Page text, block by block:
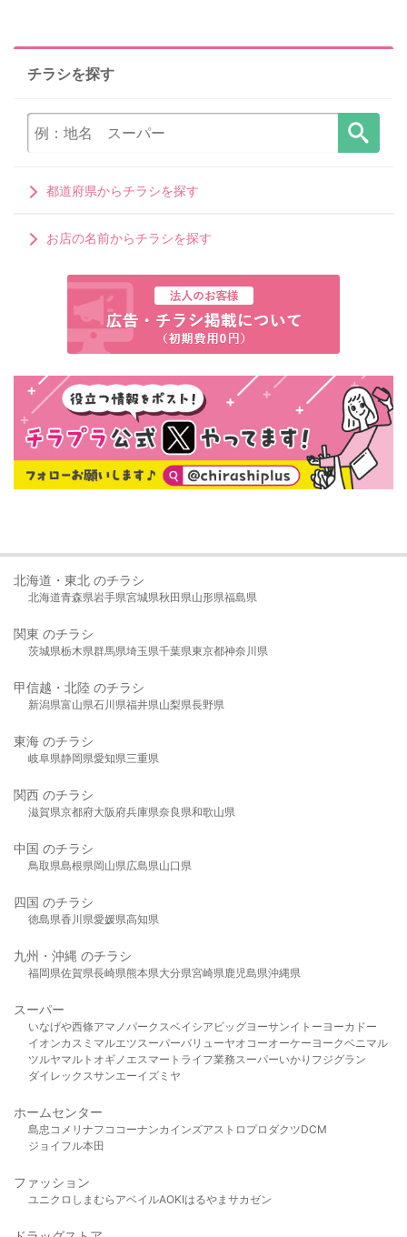
チラシを探す
都道府県からチラシを探す
お店の名前からチラシを探す
北海道・東北 のチラシ
北海道青森県岩手県宮城県秋田県山形県福島県
関東 のチラシ
茨城県栃木県群馬県埼玉県千葉県東京都神奈川県
甲信越・北陸 のチラシ
新潟県富山県石川県福井県山梨県長野県
東海 のチラシ
岐阜県静岡県愛知県三重県
関西 のチラシ
滋賀県京都府大阪府兵庫県奈良県和歌山県
中国 のチラシ
鳥取県島根県岡山県広島県山口県
四国 のチラシ
徳島県香川県愛媛県高知県
九州・沖縄 のチラシ
福岡県佐賀県長崎県熊本県大分県宮崎県鹿児島県沖縄県
スーパー
いなげや西條アマノパークスベイシア ビッグヨーサンイトーヨーカドー
イオンカスミ マルエツスーパーバリューヤオコーオーケー ヨークベニマル
ツルヤマルト オギノ エスマート ライフ業務スーパーいかり フジグラン
ダイレックスサンエーイズミヤ
ホームセンター
島忠 コメリ ナフコ コーナンカインズアストロプロダクツDCM
ジョイフル本田
ファッション
ユニクロ しまむら アベイルAOKIはるやま サカゼン